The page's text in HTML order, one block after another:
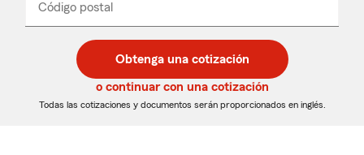
desplegable
Código postal
de
5
dígitos
de
5
dígitos
_____
Obtenga una cotización
o continuar con una cotización
Todas las cotizaciones y documentos serán proporcionados en inglés.